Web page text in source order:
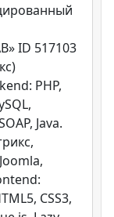
ID 517103
PHP,
Java.
CSS3,